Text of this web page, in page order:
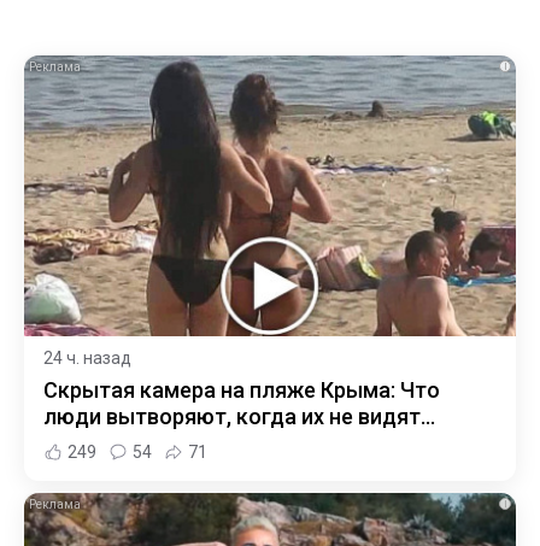
i
24 ч. назад
Скрытая камера на пляже Крыма: Что
люди вытворяют, когда их не видят...
249 54 71
i